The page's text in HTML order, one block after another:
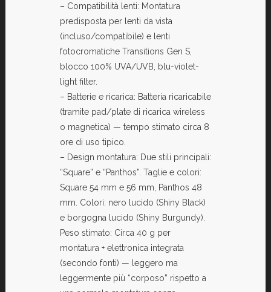
– Compatibilità lenti: Montatura
predisposta per lenti da vista
(incluso/compatibile) e lenti
fotocromatiche Transitions Gen S,
blocco 100% UVA/UVB, blu-violet-
light filter.
– Batterie e ricarica: Batteria ricaricabile
(tramite pad/plate di ricarica wireless
o magnetica) — tempo stimato circa 8
ore di uso tipico.
– Design montatura: Due stili principali:
“Square” e “Panthos”. Taglie e colori:
Square 54 mm e 56 mm, Panthos 48
mm. Colori: nero lucido (Shiny Black)
e borgogna lucido (Shiny Burgundy).
Peso stimato: Circa 40 g per
montatura + elettronica integrata
(secondo fonti) — leggero ma
leggermente più “corposo” rispetto a